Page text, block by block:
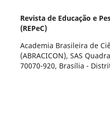
Revista de Educação e
(REPeC)
Academia Brasileira de
(ABRACICON), SAS
70070-920, Brasília -